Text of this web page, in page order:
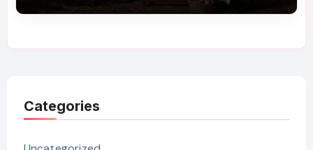
Categories